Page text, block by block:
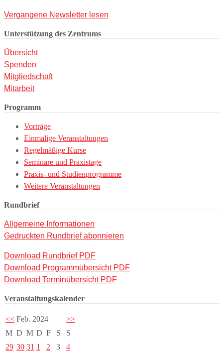
Vergangene Newsletter lesen
Unterstützung des Zentrums
Übersicht
Spenden
Mitgliedschaft
Mitarbeit
Programm
Vorträge
Einmalige Veranstaltungen
Regelmäßige Kurse
Seminare und Praxistage
Praxis- und Studienprogramme
Weitere Veranstaltungen
Rundbrief
Allgemeine Informationen
Gedruckten Rundbrief abonnieren
Download Rundbrief PDF
Download Programmübersicht PDF
Download Terminübersicht PDF
Veranstaltungskalender
<< Feb. 2024
>>
M D M D F S
S
29 30 31 1 2 3 4